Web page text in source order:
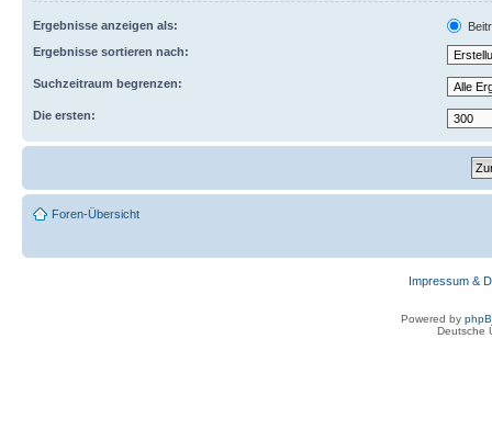
Ergebnisse anzeigen als:
Ergebnisse sortieren nach:
Suchzeitraum begrenzen:
Die ersten:
Foren-Übersicht
Impressum &
Powered by
Deutsche